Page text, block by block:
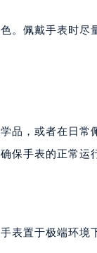
。佩戴手表时尽
品，或者在日常
保手表的正常运
表置于极端环境